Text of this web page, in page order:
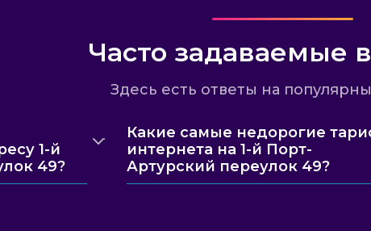
Часто задаваемые
Здесь есть ответы на
1-й
49?
Какие самые недорогие
интернета на 1-й Порт-
Артурский переулок 49?